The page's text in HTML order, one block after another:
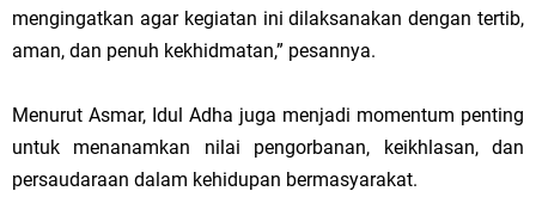
mengingatkan agar kegiatan ini dilaksanakan dengan tertib,
aman, dan penuh kekhidmatan,” pesannya.
Menurut Asmar, Idul Adha juga menjadi momentum penting
untuk menanamkan nilai pengorbanan, keikhlasan, dan
persaudaraan dalam kehidupan bermasyarakat.